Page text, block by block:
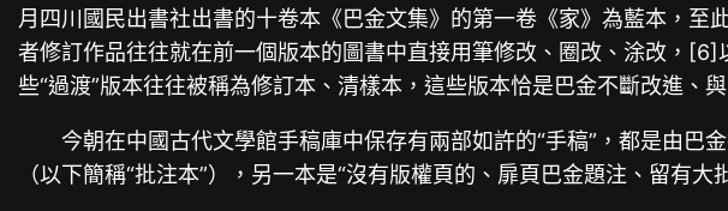
月四川國民出書社出書的十卷本《巴金文集》的第一卷《家》為藍本，
者修訂作品往往就在前一個版本的圖書中直接用筆修改、圈改、涂改，
些“過渡”版本往往被稱為修訂本、清樣本，這些版本恰是巴金不斷改進、
今朝在中國古代文學館手稿庫中保存有兩部如許的“手稿”，都是由巴
（以下簡稱“批注本”），另一本是“沒有版權頁的、扉頁巴金題注、留有大